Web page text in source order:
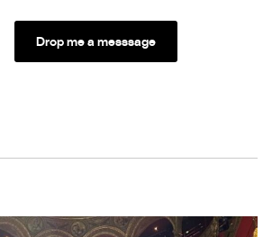
Drop me a messsage